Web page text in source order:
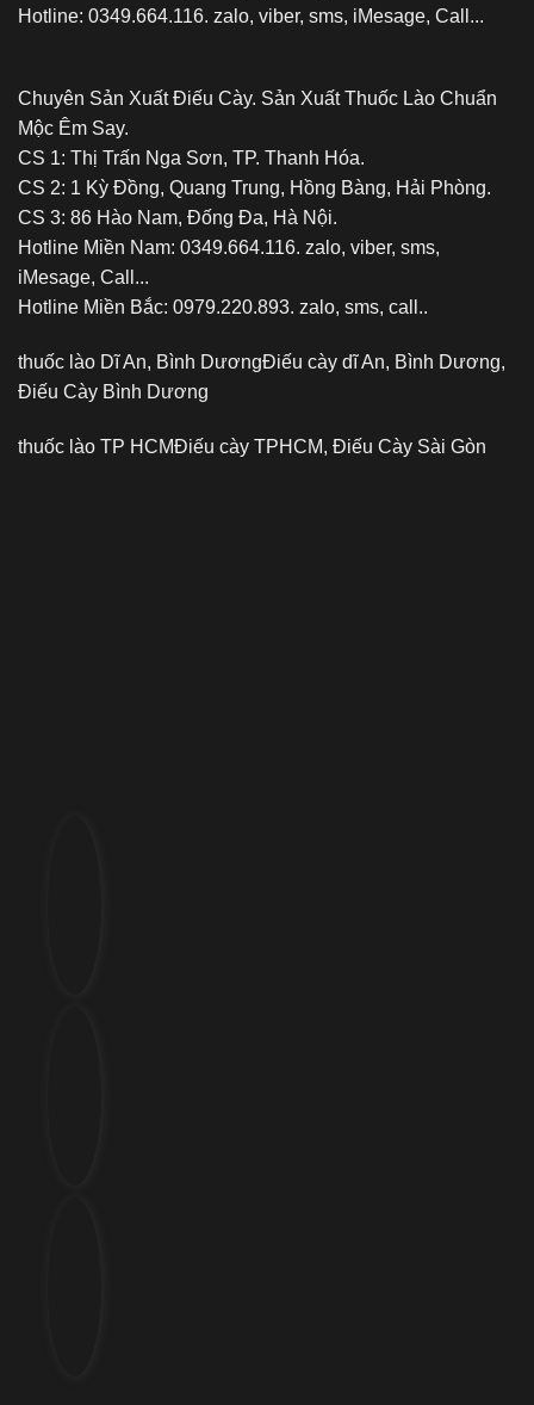
Hotline: 0349.664.116. zalo, viber, sms, iMesage, Call...
Chuyên Sản Xuất Điếu Cày. Sản Xuất Thuốc Lào Chuẩn
Mộc Êm Say.
CS 1: Thị Trấn Nga Sơn, TP. Thanh Hóa.
CS 2: 1 Kỳ Đồng, Quang Trung, Hồng Bàng, Hải Phòng.
CS 3: 86 Hào Nam, Đống Đa, Hà Nội.
Hotline Miền Nam: 0349.664.116. zalo, viber, sms,
iMesage, Call...
Hotline Miền Bắc: 0979.220.893. zalo, sms, call..
thuốc lào Dĩ An, Bình DươngĐiếu cày dĩ An, Bình Dương,
Điếu Cày Bình Dương
thuốc lào TP HCMĐiếu cày TPHCM, Điếu Cày Sài Gòn